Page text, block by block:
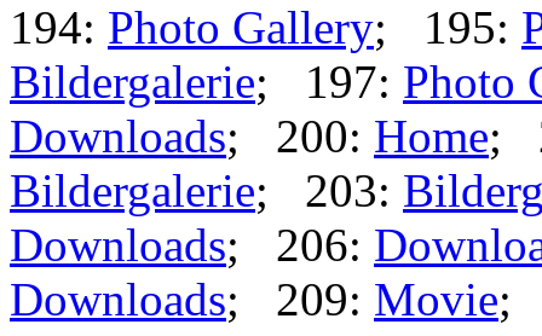
194: Photo Gallery; 195:
Bildergalerie; 197: Photo
Downloads; 200: Home;
Bildergalerie; 203:
Downloads; 206:
Downloads; 209: Movie;